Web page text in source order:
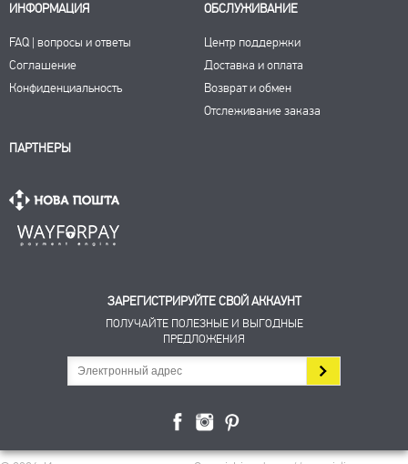
ИНФОРМАЦИЯ
FAQ | вопросы и ответы
Соглашение
Конфиденциальность
ОБСЛУЖИВАНИЕ
Центр поддержки
Доставка и оплата
Возврат и обмен
Отслеживание заказа
ПАРТНЕРЫ
ЗАРЕГИСТРИРУЙТЕ СВОЙ АККАУНТ
ПОЛУЧАЙТЕ ПОЛЕЗНЫЕ И ВЫГОДНЫЕ
ПРЕДЛОЖЕНИЯ